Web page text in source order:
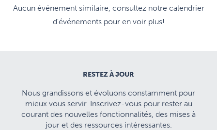
Aucun événement similaire, consultez notre calendrier
d'événements pour en voir plus!
RESTEZ À JOUR
Nous grandissons et évoluons constamment pour
mieux vous servir. Inscrivez-vous pour rester au
courant des nouvelles fonctionnalités, des mises à
jour et des ressources intéressantes.